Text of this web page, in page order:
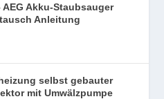
AEG Akku-Staubsauger
Anleitung
selbst gebauter
mit Umwälzpumpe